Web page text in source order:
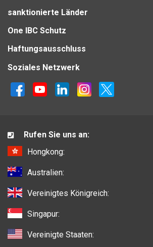
sanktionierte Länder
One IBC Schutz
Haftungsausschluss
Soziales Netzwerk
Rufen Sie uns an:
Hongkong:
Australien:
Vereinigtes Königreich:
Singapur:
Vereinigte Staaten: